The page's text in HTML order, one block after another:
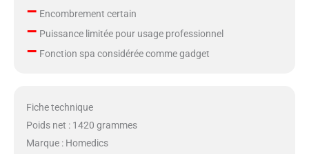
– Encombrement certain
– Puissance limitée pour usage professionnel
– Fonction spa considérée comme gadget
Fiche technique
Poids net : 1420 grammes
Marque : Homedics